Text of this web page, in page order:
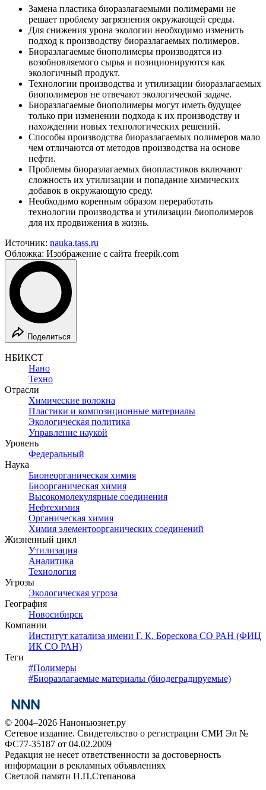
Замена пластика биоразлагаемыми полимерами не
решает проблему загрязнения окружающей среды.
Для снижения урона экологии необходимо изменить
подход к производству биоразлагаемых полимеров.
Биоразлагаемые биополимеры производятся из
возобновляемого сырья и позиционируются как
экологичный продукт.
Технологии производства и утилизации биоразлагаемых
биополимеров не отвечают экологической задаче.
Биоразлагаемые биополимеры могут иметь будущее
только при изменении подхода к их производству и
нахождении новых технологических решений.
Способы производства биоразлагаемых полимеров мало
чем отличаются от методов производства на основе
нефти.
Проблемы биоразлагаемых биопластиков включают
сложность их утилизации и попадание химических
добавок в окружающую среду.
Необходимо коренным образом переработать
технологии производства и утилизации биополимеров
для их продвижения в жизнь.
Источник: nauka.tass.ru
Обложка: Изображение с сайта freepik.com
Поделиться
НБИКСТ
Нано
Техно
Отрасли
Химические волокна
Пластики и композиционные материалы
Экологическая политика
Управление наукой
Уровень
Федеральный
Наука
Бионеорганическая химия
Биоорганическая химия
Высокомолекулярные соединения
Нефтехимия
Органическая химия
Химия элементоорганических соединений
Жизненный цикл
Утилизация
Аналитика
Технология
Угрозы
Экологическая угроза
География
Новосибирск
Компании
Институт катализа имени Г. К. Борескова СО РАН (ФИЦ
ИК СО РАН)
Теги
#Полимеры
#Биоразлагаемые материалы (биодеградируемые)
© 2004–2026 Наноньюзнет.ру
Сетевое издание. Свидетельство о регистрации СМИ Эл №
ФС77-35187 от 04.02.2009
Редакция не несет ответственности за достоверность
информации в рекламных объявлениях
Светлой памяти Н.П.Степанова